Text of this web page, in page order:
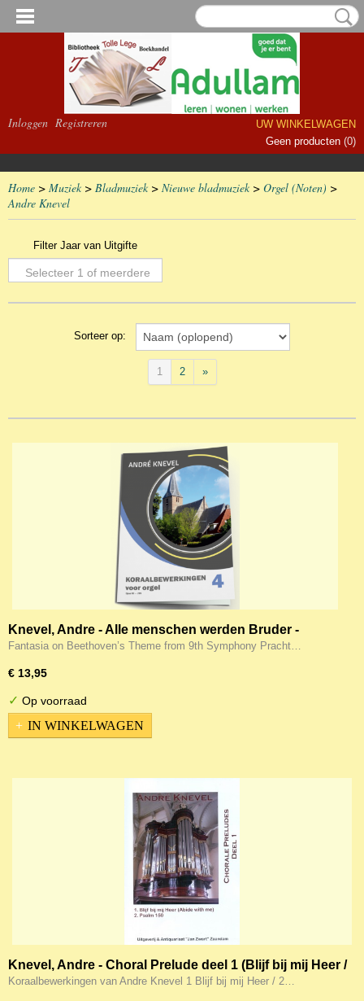
Inloggen Registreren
UW WINKELWAGEN
Geen producten (0)
Home > Muziek> Bladmuziek> Nieuwe bladmuziek> Orgel (Noten) >
Andre Knevel
Filter Jaar van Uitgifte
Selecteer 1 of meerdere
Sorteer op:
1 2 »
Knevel, Andre - Alle menschen werden Bruder -
Fantasia Thema on Beethovens 9th symphonie -
Fantasia on Beethoven’s Theme from 9th Symphony Pracht…
€ 13,95
✓ Op voorraad
IN WINKELWAGEN
Knevel, Andre - Choral Prelude deel 1 (Blijf bij mij Heer /
Psalm 150) (Noten)
Koraalbewerkingen van Andre Knevel 1 Blijf bij mij Heer / 2…